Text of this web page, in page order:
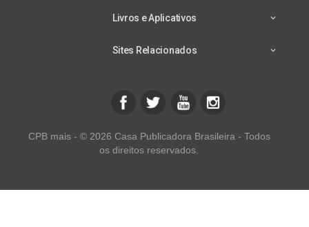
Livros e Aplicativos
Sites Relacionados
CPB mais - © 2026 Casa Publicadora Brasileira - Todos
os direitos reservados.